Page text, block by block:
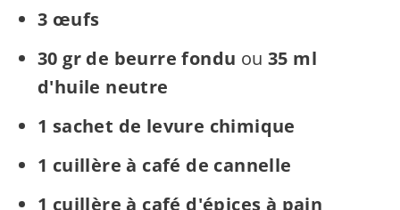
3 œufs
30 gr de beurre fondu ou 35 ml
d'huile neutre
1 sachet de levure chimique
1 cuillère à café de cannelle
1 cuillère à café d'épices à pain